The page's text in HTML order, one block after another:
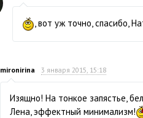
, вот уж точно, спасибо,
mironirina 3 января 2015, 15:18
Изящно! На тонкое запястье,
Лена, эффектный минимализм!